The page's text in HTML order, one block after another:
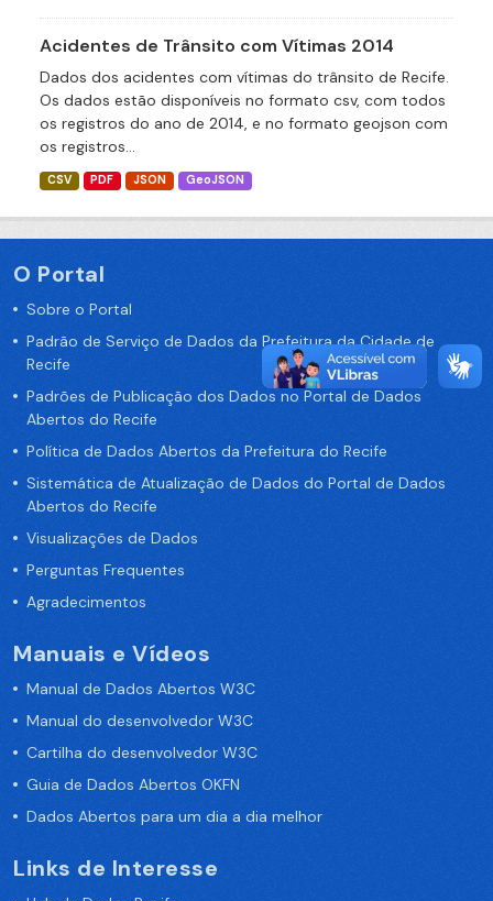
Acidentes de Trânsito com Vítimas 2014
Dados dos acidentes com vítimas do trânsito de Recife.
Os dados estão disponíveis no formato csv, com todos
os registros do ano de 2014, e no formato geojson com
os registros...
CSV PDF JSON GeoJSON
O Portal
Sobre o Portal
Padrão de Serviço de Dados da Prefeitura da Cidade de
Recife
Padrões de Publicação dos Dados no Portal de Dados
Abertos do Recife
Política de Dados Abertos da Prefeitura do Recife
Sistemática de Atualização de Dados do Portal de Dados
Abertos do Recife
Visualizações de Dados
Perguntas Frequentes
Agradecimentos
Manuais e Vídeos
Manual de Dados Abertos W3C
Manual do desenvolvedor W3C
Cartilha do desenvolvedor W3C
Guia de Dados Abertos OKFN
Dados Abertos para um dia a dia melhor
Links de Interesse